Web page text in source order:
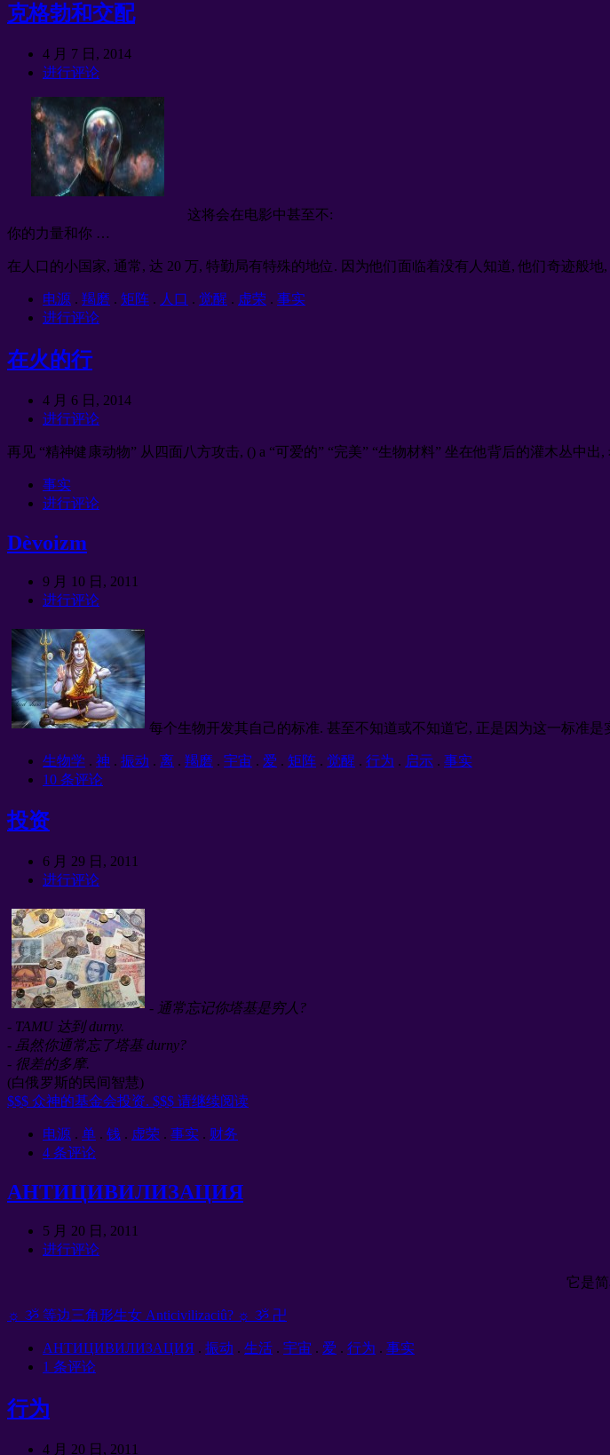
克格勃和交配
4 月 7 日, 2014
进行评论
这将会在电影中甚至不:
你的力量和你 …
在人口的小国家, 通常, 达 20 万, 特勤局有特殊的地位. 因为他们面临着没有人知道, 他们奇迹般
电源 . 羯磨 . 矩阵 . 人口 . 觉醒 . 虚荣 . 事实
进行评论
在火的行
4 月 6 日, 2014
进行评论
再见 “精神健康动物” 从四面八方攻击, () a “可爱的” “完美” “生物材料” 坐在他背后的灌木丛中
事实
进行评论
Dèvoizm
9 月 10 日, 2011
进行评论
每个生物开发其自己的标准. 甚至不知道或不知道它, 正是因为这一标准是
生物学 . 神 . 振动 . 离 . 羯磨 . 宇宙 . 爱 . 矩阵 . 觉醒 . 行为 . 启示 . 事实
10 条评论
投资
6 月 29 日, 2011
进行评论
- 通常忘记你塔基是穷人?
- TAMU 达到 durny.
- 虽然你通常忘了塔基 durny?
- 很差的多摩.
(白俄罗斯的民间智慧)
$$$ 众神的基金会投资. $$$ 请继续阅读
电源 . 单 . 钱 . 虚荣 . 事实 . 财务
4 条评论
АНТИЦИВИЛИЗАЦИЯ
5 月 20 日, 2011
进行评论
它是
☼ ૐ 等边三角形生女 Anticivilizaciû? ☼ ૐ 卍
АНТИЦИВИЛИЗАЦИЯ . 振动 . 生活 . 宇宙 . 爱 . 行为 . 事实
1 条评论
行为
4 月 20 日, 2011